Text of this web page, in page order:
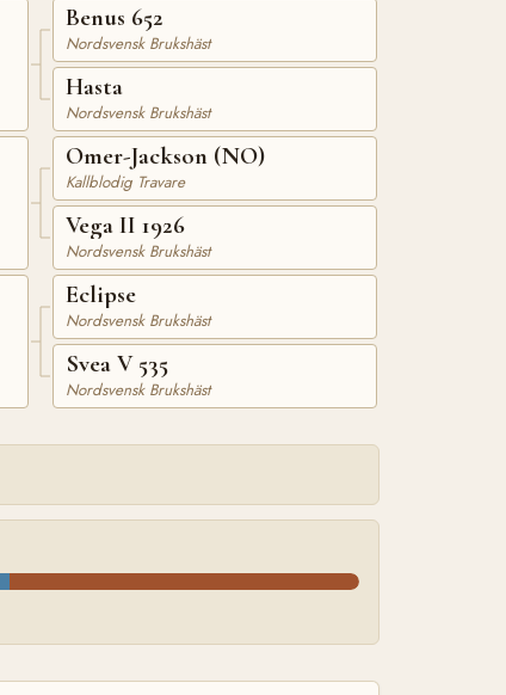
Benus 652
Nordsvensk Brukshäst
Hasta
Nordsvensk Brukshäst
Omer-Jackson (NO)
Kallblodig Travare
Vega II 1926
Nordsvensk Brukshäst
Eclipse
Nordsvensk Brukshäst
Svea V 535
Nordsvensk Brukshäst